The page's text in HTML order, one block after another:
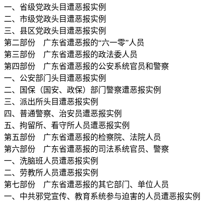
一、省级党政头目遭恶报实例
二、市级党政头目遭恶报实例
三、县区党政头目遭恶报实例
第二部份 广东省遭恶报的“六一零”人员
第三部份 广东省遭恶报的政法委人员
第四部份 广东省遭恶报的公安系统官员和警察
一、公安部门头目遭恶报实例
二、国保（国安、政保）部门警察遭恶报实例
三、派出所头目遭恶报实例
四、普通警察、治安员遭恶报实例
五、拘留所、看守所人员遭恶报实例
第五部份 广东省遭恶报的检察院、法院人员
第六部份 广东省遭恶报的司法系统官员、警察
一、洗脑班人员遭恶报实例
二、劳教所人员遭恶报实例
第七部份 广东省遭恶报的其它部门、单位人员
一、中共邪党宣传、教育系统参与迫害的人员遭恶报实例